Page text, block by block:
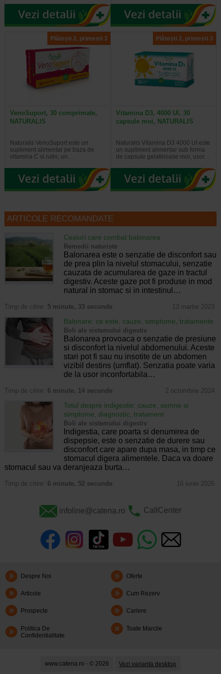
Plătești 2, primești 3
VenoSuport, 30 comprimate,
NATURALIS
Naturalis VenoSuport este un
supliment alimentar pe baza de
vitamina C si rutin, un…
Plătești 2, primești 3
Vitamina D3, 4000 UI, 30
capsule moi, NATURALIS
Naturalis Vitamina D3 4000 UI este
un supliment alimentar sub forma
de capsule gelatinoase moi, usor…
ARTICOLE RECOMANDATE
Ceaiuri care combat balonarea
Remedii naturiste
Balonarea este o senzatie de disconfort sau
de prea plin la nivelul stomacului, senzatie
cauzata de acumularea de gaze in tractul
digestiv. Aceste gaze pot fi produse in mod
natural in stomac si in intestinul…
Timp de citire: 5 minute, 33 secunde 13 martie 2023
Balonare: ce este, cauze, simptome, tratamente
Boli ale sistemului digestiv
Balonarea provoaca o senzatie de presiune
si disconfort la nivelul abdomenului. Aceste
stari pot fi sau nu insotite de un abdomen
vizibil destins (umflat). Senzatia poate varia
de la usor inconfortabila…
Timp de citire: 6 minute, 14 secunde 2 octombrie 2024
Totul despre indigestie: cauze, semne si
simptome, diagnostic, tratament
Boli ale sistemului digestiv
Indigestia, care poarta si denumirea de
dispepsie, este o senzatie de durere sau
disconfort care apare dupa masa, in timp ce
stomacul digera alimentele. Daca va doare
stomacul sau va deranjeaza burta…
Timp de citire: 6 minute, 52 secunde 16 iunie 2026
infoline@catena.ro CallCenter
Despre Noi Oferte
Articole Cum Rezerv
Prospecte Cariere
Politica De
Confidentialitate
Toate Marcile
www.catena.ro - © 2026 Vezi varianta desktop